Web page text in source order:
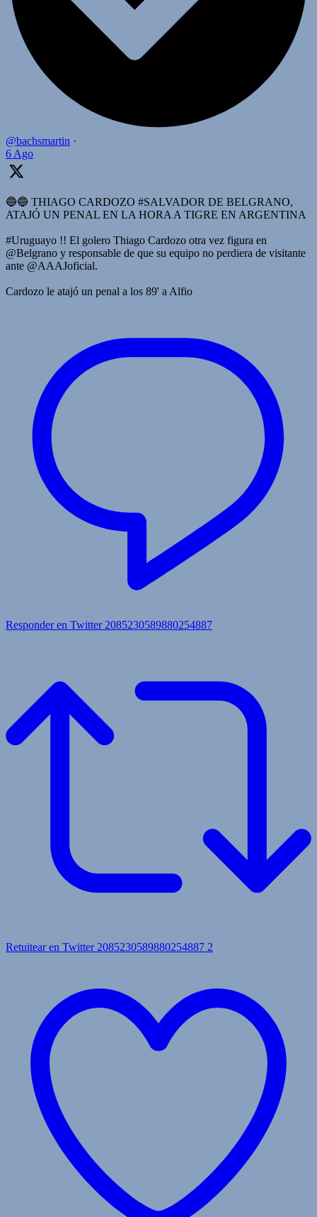
@bachsmartin ·
6 Ago
🔵🔵 THIAGO CARDOZO #SALVADOR DE BELGRANO,
ATAJÓ UN PENAL EN LA HORA A TIGRE EN ARGENTINA
#Uruguayo !! El golero Thiago Cardozo otra vez figura en
@Belgrano y responsable de que su equipo no perdiera de visitante
ante @AAAJoficial.
Cardozo le atajó un penal a los 89' a Alfio
Responder en Twitter 2085230589880254887
Retuitear en Twitter 2085230589880254887 2